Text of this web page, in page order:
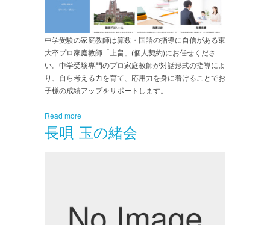
中学受験の家庭教師は算数・国語の指導に自信がある東
大卒プロ家庭教師「上畠」(個人契約)にお任せくださ
い。中学受験専門のプロ家庭教師が対話形式の指導によ
り、自ら考える力を育て、応用力を身に着けることでお
子様の成績アップをサポートします。
Read more
長唄 玉の緒会